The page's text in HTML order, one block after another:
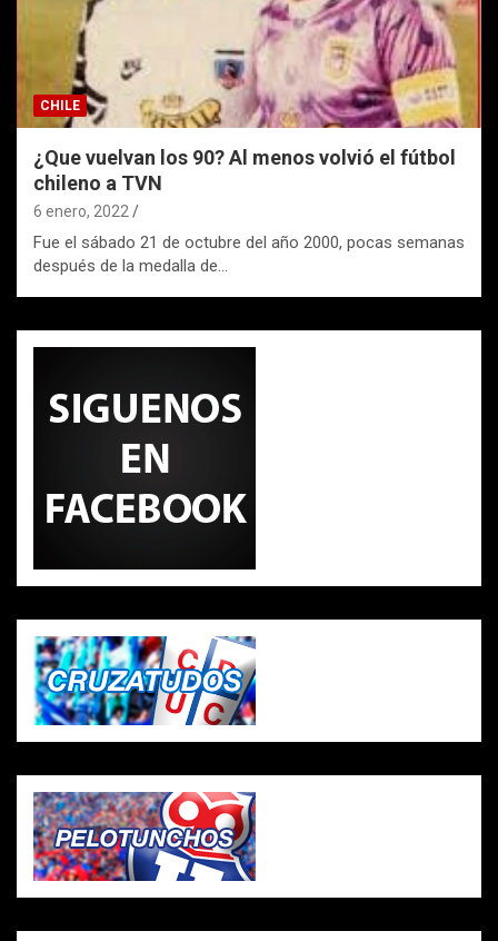
CHILE
¿Que vuelvan los 90? Al menos volvió el fútbol
chileno a TVN
6 enero, 2022
Fue el sábado 21 de octubre del año 2000, pocas semanas
después de la medalla de…